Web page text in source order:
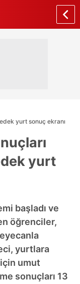
yurt sonuç ekranı
yurt
başladı ve
öğrenciler,
yurtlara
umut
sonuçları 13